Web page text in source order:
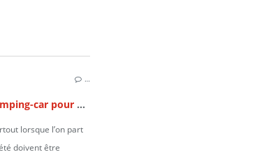
…
Pourquoi louer un camping-car pour vos prochaines vacances d’été ?
lorsque l’on part
doivent être